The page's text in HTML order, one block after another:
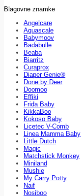
Blagovne znamke
Angelcare
Aquascale
Babymoov
Badabulle
Beaba
Biarritz
Curaprox
Diaper Genie®
Done by Deer
Doomoo
Effiki
Frida Baby
KikkaBoo
Kokoso Baby
Licetec V-Comb
Linea Mamma Baby
Little Dutch
Magic
Matchstick Monkey
Miniland
Mushie
My Carry Potty
Naif
Nosiboo